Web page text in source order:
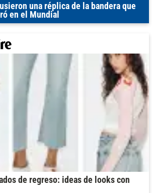
una réplica de la bandera que
en el Mundial
de regreso: ideas de looks con